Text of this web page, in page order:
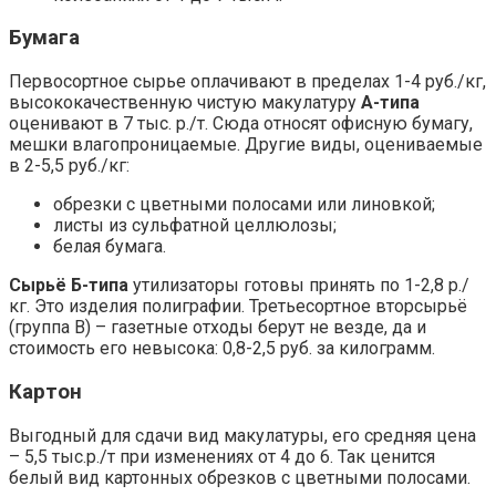
Бумага
Первосортное сырье оплачивают в пределах 1-4 руб./кг,
высококачественную чистую макулатуру А-типа
оценивают в 7 тыс. р./т. Сюда относят офисную бумагу,
мешки влагопроницаемые. Другие виды, оцениваемые
в 2-5,5 руб./кг:
обрезки с цветными полосами или линовкой;
листы из сульфатной целлюлозы;
белая бумага.
Сырьё Б-типа утилизаторы готовы принять по 1-2,8 р./
кг. Это изделия полиграфии. Третьесортное вторсырьё
(группа В) – газетные отходы берут не везде, да и
стоимость его невысока: 0,8-2,5 руб. за килограмм.
Картон
Выгодный для сдачи вид макулатуры, его средняя цена
– 5,5 тыс.р./т при изменениях от 4 до 6. Так ценится
белый вид картонных обрезков с цветными полосами.